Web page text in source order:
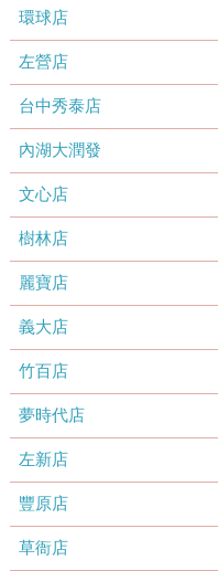
環球店
左營店
台中秀泰店
內湖大潤發
文心店
樹林店
麗寶店
義大店
竹百店
夢時代店
左新店
豐原店
草衙店